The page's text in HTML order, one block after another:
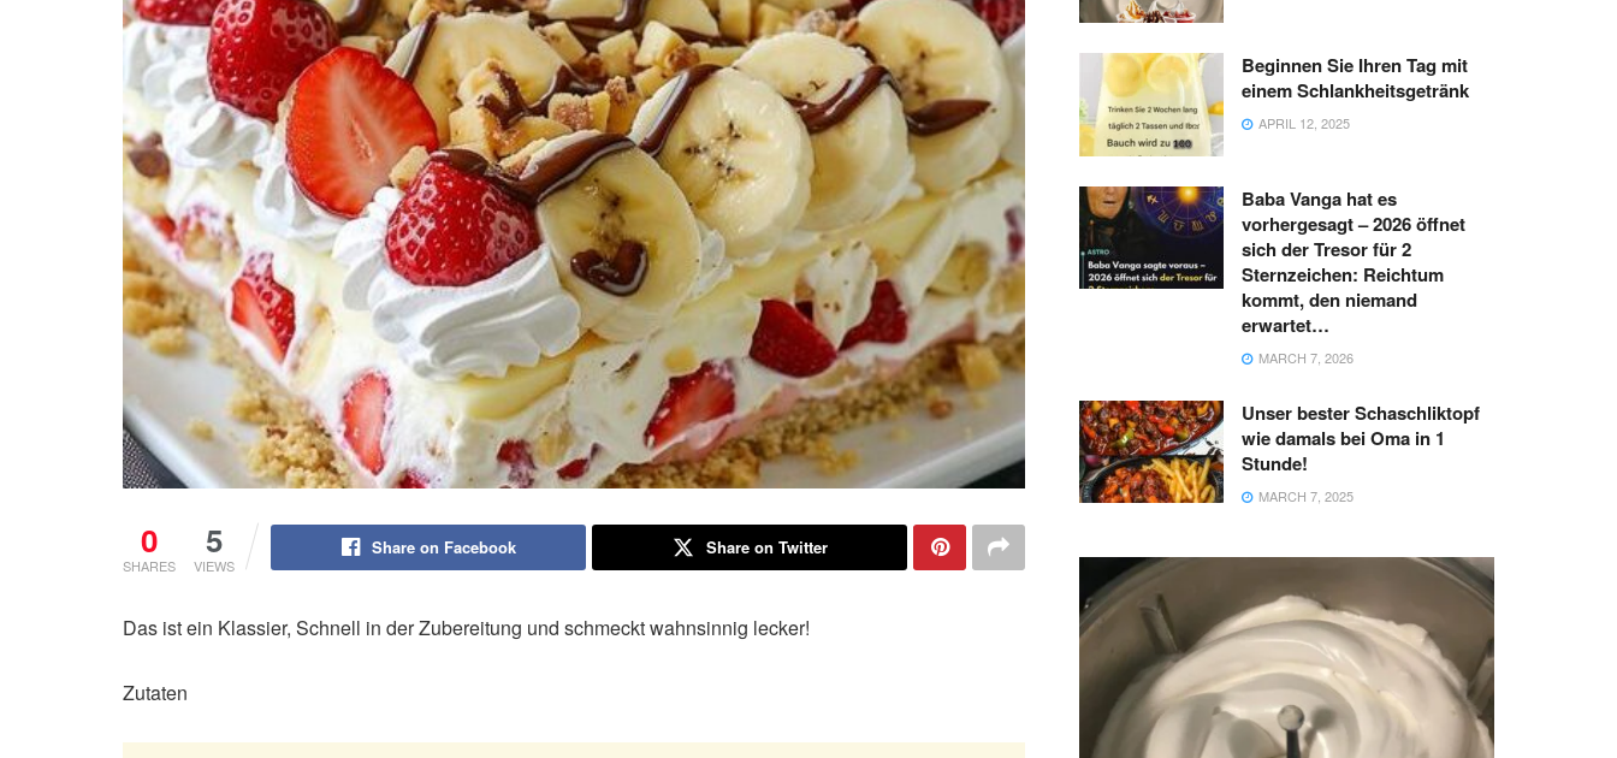
0
SHARES
5
VIEWS
Share on Facebook Share on Twitter
Das ist ein Klassier, Schnell in der Zubereitung und schmeckt wahnsinnig lecker!
Zutaten
Beginnen Sie Ihren Tag mit
einem Schlankheitsgetränk
APRIL 12, 2025
Baba Vanga hat es
vorhergesagt – 2026 öffnet
sich der Tresor für 2
Sternzeichen: Reichtum
kommt, den niemand
erwartet…
MARCH 7, 2026
Unser bester Schaschliktopf
wie damals bei Oma in 1
Stunde!
MARCH 7, 2025